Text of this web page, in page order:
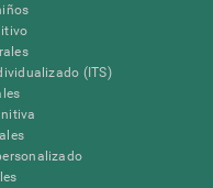
(ITS)